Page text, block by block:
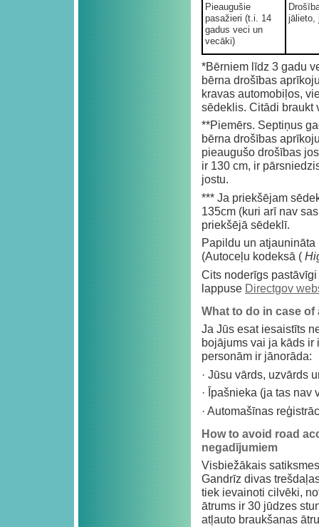
Pieaugušie
pasažieri (t.i. 14
gadus veci un
vecāki)
jālieto,
*Bērniem līdz 3 gadu
bērna drošības
kravas automobiļos,
sēdeklis. Citādi braukt
**Piemērs. Septiņus
bērna drošības
pieaugušo drošības
ir 130 cm, ir
jostu.
*** Ja priekšējam
135cm (kuri arī nav
priekšējā sēdeklī.
Papildu un
(Autoceļu kodeksā (
Cits noderīgs
lappuse Directgov
What to do in case
Ja Jūs esat iesaistīts
bojājums vai ja kāds ir
personām ir jānorāda:
· Jūsu vārds, uzvārds
· Īpašnieka (ja tas nav
· Automašīnas
How to avoid road
negadījumiem
Visbiežākais
Gandrīz divas
tiek ievainoti cilvēki,
ātrums ir 30 jūdzes
atļauto braukšanas